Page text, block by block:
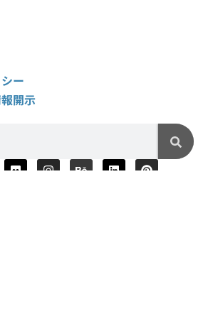
ー
開示